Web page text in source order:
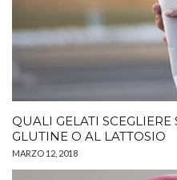
QUALI GELATI
GLUTINE O AL LATTOSIO
MARZO 12, 2018